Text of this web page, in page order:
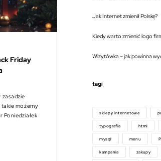
Friday
takie możemy
Poniedziałek
Jak Internet zmienił Polskę?
Kiedy warto zmienić logo
Wizytówka – jak powinna
tagi
sklepy internetowe
typografia html
mysql menu
kampania zakupy